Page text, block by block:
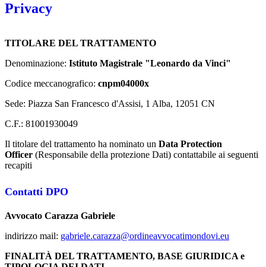
Privacy
TITOLARE DEL TRATTAMENTO
Denominazione: Istituto Magistrale "Leonardo da Vinci"
Codice meccanografico: cnpm04000x
Sede: Piazza San Francesco d'Assisi, 1 Alba, 12051 CN
C.F.: 81001930049
Il titolare del trattamento ha nominato un Data Protection
Officer (Responsabile della protezione Dati) contattabile ai seguenti
recapiti
Contatti DPO
Avvocato Carazza Gabriele
indirizzo mail: gabriele.carazza@ordineavvocatimondovi.eu
FINALITÀ DEL TRATTAMENTO, BASE GIURIDICA e